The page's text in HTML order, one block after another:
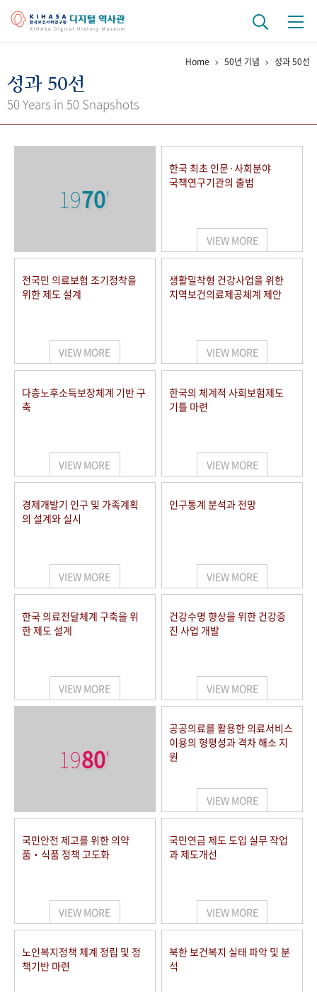
걸어온 길 기관 변천사
키워드로 보는 연구 역사
연구자들
사진 아카이브 문서 기록물 행정박물 영상 기록물
50+1 주년 기념
세계와 함께 한 KIHASA
VR 역사관
Home 50년 기념 성과 50선
성과 50선
50 Years in 50 Snapshots
1970'
한국 최초 인문·사회분야
국책연구기관의 출범
VIEW MORE
전국민 의료보험 조기정착을
위한 제도 설계
VIEW MORE
생활밀착형 건강사업을 위한
지역보건의료제공체계 제안
VIEW MORE
다층노후소득보장체계 기반 구
축
VIEW MORE
한국의 체계적 사회보험제도
기틀 마련
VIEW MORE
경제개발기 인구 및 가족계획
의 설계와 실시
VIEW MORE
인구통계 분석과 전망
VIEW MORE
한국 의료전달체계 구축을 위
한 제도 설계
VIEW MORE
건강수명 향상을 위한 건강증
진 사업 개발
VIEW MORE
1980'
공공의료를 활용한 의료서비스
이용의 형평성과 격차 해소 지
원
VIEW MORE
국민안전 제고를 위한 의약
품‧식품 정책 고도화
VIEW MORE
국민연금 제도 도입 실무 작업
과 제도개선
VIEW MORE
노인복지정책 체계 정립 및 정
책기반 마련
북한 보건복지 실태 파악 및 분
석